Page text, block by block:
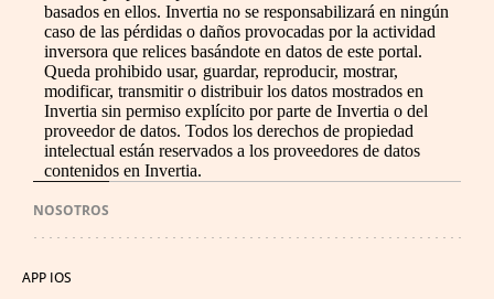
basados en ellos. Invertia no se responsabilizará en ningún
caso de las pérdidas o daños provocadas por la actividad
inversora que relices basándote en datos de este portal.
Queda prohibido usar, guardar, reproducir, mostrar,
modificar, transmitir o distribuir los datos mostrados en
Invertia sin permiso explícito por parte de Invertia o del
proveedor de datos. Todos los derechos de propiedad
intelectual están reservados a los proveedores de datos
contenidos en Invertia.
NOSOTROS
APP IOS